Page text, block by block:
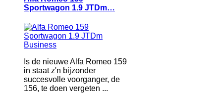
Sportwagon 1.9 JTDm…
Is de nieuwe Alfa Romeo 159
in staat z'n bijzonder
succesvolle voorganger, de
156, te doen vergeten ...